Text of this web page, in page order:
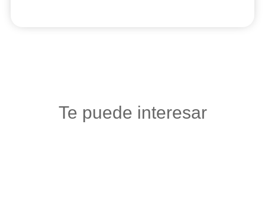
Te puede interesar